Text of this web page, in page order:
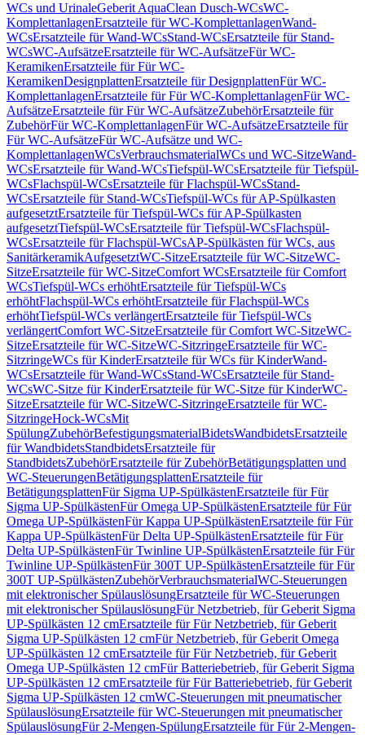
WCs und UrinaleGeberit AquaClean Dusch-WCsWC-
KomplettanlagenErsatzteile für WC-KomplettanlagenWand-
WCsErsatzteile für Wand-WCsStand-WCsErsatzteile für Stand-
WCsWC-AufsätzeErsatzteile für WC-AufsätzeFür WC-
KeramikenErsatzteile für Für WC-
KeramikenDesignplattenErsatzteile für DesignplattenFür WC-
KomplettanlagenErsatzteile für Für WC-KomplettanlagenFür WC-
AufsätzeErsatzteile für Für WC-AufsätzeZubehörErsatzteile für
ZubehörFür WC-KomplettanlagenFür WC-AufsätzeErsatzteile für
Für WC-AufsätzeFür WC-Aufsätze und WC-
KomplettanlagenWCsVerbrauchsmaterialWCs und WC-SitzeWand-
WCsErsatzteile für Wand-WCsTiefspül-WCsErsatzteile für Tiefspül-
WCsFlachspül-WCsErsatzteile für Flachspül-WCsStand-
WCsErsatzteile für Stand-WCsTiefspül-WCs für AP-Spülkasten
aufgesetztErsatzteile für Tiefspül-WCs für AP-Spülkasten
aufgesetztTiefspül-WCsErsatzteile für Tiefspül-WCsFlachspül-
WCsErsatzteile für Flachspül-WCsAP-Spülkästen für WCs, aus
SanitärkeramikAufgesetztWC-SitzeErsatzteile für WC-SitzeWC-
SitzeErsatzteile für WC-SitzeComfort WCsErsatzteile für Comfort
WCsTiefspül-WCs erhöhtErsatzteile für Tiefspül-WCs
erhöhtFlachspül-WCs erhöhtErsatzteile für Flachspül-WCs
erhöhtTiefspül-WCs verlängertErsatzteile für Tiefspül-WCs
verlängertComfort WC-SitzeErsatzteile für Comfort WC-SitzeWC-
SitzeErsatzteile für WC-SitzeWC-SitzringeErsatzteile für WC-
SitzringeWCs für KinderErsatzteile für WCs für KinderWand-
WCsErsatzteile für Wand-WCsStand-WCsErsatzteile für Stand-
WCsWC-Sitze für KinderErsatzteile für WC-Sitze für KinderWC-
SitzeErsatzteile für WC-SitzeWC-SitzringeErsatzteile für WC-
SitzringeHock-WCsMit
SpülungZubehörBefestigungsmaterialBidetsWandbidetsErsatzteile
für WandbidetsStandbidetsErsatzteile für
StandbidetsZubehörErsatzteile für ZubehörBetätigungsplatten und
WC-SteuerungenBetätigungsplattenErsatzteile für
BetätigungsplattenFür Sigma UP-SpülkästenErsatzteile für Für
Sigma UP-SpülkästenFür Omega UP-SpülkästenErsatzteile für Für
Omega UP-SpülkästenFür Kappa UP-SpülkästenErsatzteile für Für
Kappa UP-SpülkästenFür Delta UP-SpülkästenErsatzteile für Für
Delta UP-SpülkästenFür Twinline UP-SpülkästenErsatzteile für Für
Twinline UP-SpülkästenFür 300T UP-SpülkästenErsatzteile für Für
300T UP-SpülkästenZubehörVerbrauchsmaterialWC-Steuerungen
mit elektronischer SpülauslösungErsatzteile für WC-Steuerungen
mit elektronischer SpülauslösungFür Netzbetrieb, für Geberit Sigma
UP-Spülkästen 12 cmErsatzteile für Für Netzbetrieb, für Geberit
Sigma UP-Spülkästen 12 cmFür Netzbetrieb, für Geberit Omega
UP-Spülkästen 12 cmErsatzteile für Für Netzbetrieb, für Geberit
Omega UP-Spülkästen 12 cmFür Batteriebetrieb, für Geberit Sigma
UP-Spülkästen 12 cmErsatzteile für Für Batteriebetrieb, für Geberit
Sigma UP-Spülkästen 12 cmWC-Steuerungen mit pneumatischer
SpülauslösungErsatzteile für WC-Steuerungen mit pneumatischer
SpülauslösungFür 2-Mengen-SpülungErsatzteile für Für 2-Mengen-